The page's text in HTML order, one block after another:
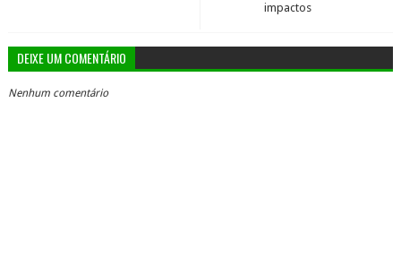
impactos
DEIXE UM COMENTÁRIO
Nenhum comentário